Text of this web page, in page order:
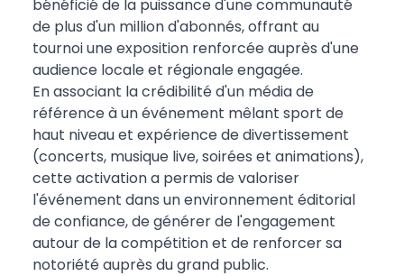
bénéficié de la puissance d'une communauté
de plus d'un million d'abonnés, offrant au
tournoi une exposition renforcée auprès d'une
audience locale et régionale engagée.
En associant la crédibilité d'un média de
référence à un événement mêlant sport de
haut niveau et expérience de divertissement
(concerts, musique live, soirées et animations),
cette activation a permis de valoriser
l'événement dans un environnement éditorial
de confiance, de générer de l'engagement
autour de la compétition et de renforcer sa
notoriété auprès du grand public.